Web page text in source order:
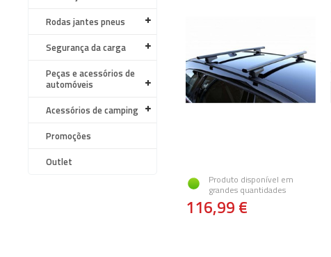
Rodas jantes pneus
Segurança da carga
Peças e acessórios de
automóveis
Acessórios de camping
Promoções
Outlet
Produto disponível em
grandes quantidades
116,99 €